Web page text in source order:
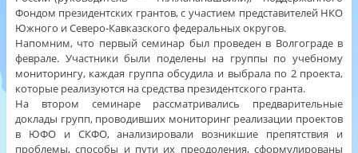
Фондом президентских грантов, с участием представителей НКО
Южного и Северо-Кавказского федеральных округов.
Напомним, что первый семинар был проведен в Волгограде в
феврале. Участники были поделены на группы по учебному
мониторингу, каждая группа обсудила и выбрала по 2 проекта,
которые реализуются на средства президентского гранта.
На втором семинаре рассматривались предварительные
доклады групп, проводивших мониторинг реализации проектов
в ЮФО и СКФО, анализировали возникшие препятствия и
проблемы, способы и пути их преодоления, сформулированы